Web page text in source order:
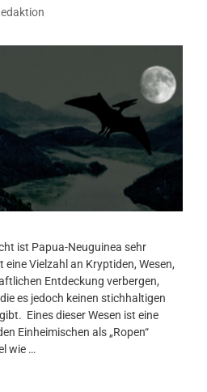
ist Papua-Neuguinea sehr
Vielzahl an Kryptiden, Wesen,
Entdeckung verbergen,
es jedoch keinen stichhaltigen
Eines dieser Wesen ist eine
Einheimischen als „Ropen“
wie …